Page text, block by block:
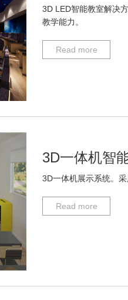
3D LED智能教室解决
教学能力。
Read more
3D一体机智
3D一体机展示系统。
Read more